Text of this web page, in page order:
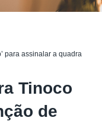
para assinalar a quadra
Tinoco
de